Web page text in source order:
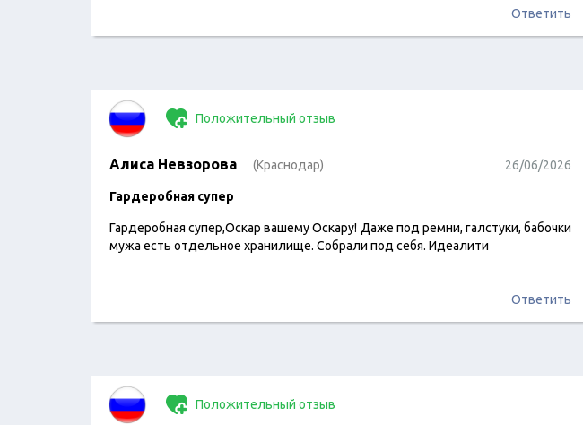
Ответить
Положительный отзыв
Алиса Невзорова (Краснодар) 26/06/2026
​Гардеробная супер
Гардеробная супер,Оскар вашему Оскару! Даже под ремни, галстуки, бабочки
мужа есть отдельное хранилище. Собрали под себя. Идеалити
Ответить
Положительный отзыв